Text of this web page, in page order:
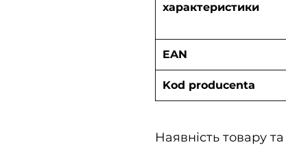
характеристики
EAN
Kod producenta
Наявність товару